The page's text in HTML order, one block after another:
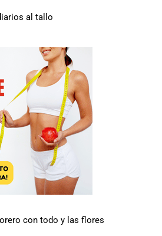
al tallo
con todo y las flores